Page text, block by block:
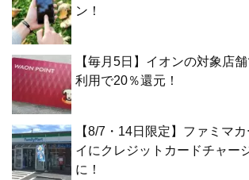
ン！
【毎月5日】イオンの対象店
利用で20％還元！
【8/7・14日限定】ファミマ
イにクレジットカードチャー
に！